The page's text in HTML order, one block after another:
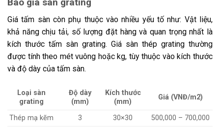
Báo giá sàn grating
Giá tấm sàn còn phụ thuộc vào nhiều yếu tố như: Vật liệu,
khả năng chịu tải, số lượng đặt hàng và quan trọng nhất là
kích thước tấm sàn grating. Giá sàn thép grating thường
được tính theo mét vuông hoặc kg, tùy thuộc vào kích thước
và độ dày của tấm sàn.
Loại sàn
grating
Độ dày
(mm)
Kích thước
(mm)
Giá (VNĐ/m2)
Thép mạ kẽm 3 30×30
500,000 – 700,000